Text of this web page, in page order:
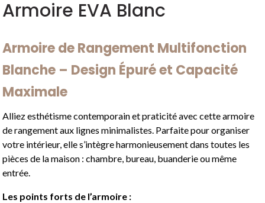
Armoire EVA Blanc
Armoire de Rangement Multifonction
Blanche – Design Épuré et Capacité
Maximale
Alliez esthétisme contemporain et praticité avec cette armoire
de rangement aux lignes minimalistes. Parfaite pour organiser
votre intérieur, elle s’intègre harmonieusement dans toutes les
pièces de la maison : chambre, bureau, buanderie ou même
entrée.
Les points forts de l’armoire :